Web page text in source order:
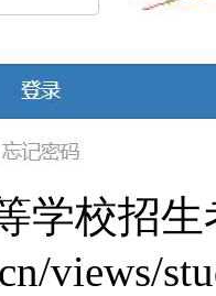
学校招
views/